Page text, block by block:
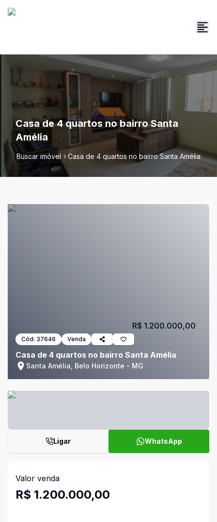
Casa de 4 quartos no bairro Santa
Amélia
Buscar imóvel Casa de 4 quartos no bairro Santa Amélia
Cód: 37646 Venda
Casa de 4 quartos no bairro Santa Amélia
Santa Amélia, Belo Horizonte - MG
R$ 1.200.000,00
Ligar WhatsApp
Valor venda
R$ 1.200.000,00